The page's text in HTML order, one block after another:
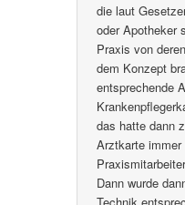
die laut
oder Apotheker
Praxis von
dem Konzept
entsprechende
das hatte dann
Arztkarte
Dann wurde